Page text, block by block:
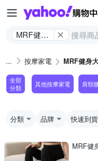
MRF健身
按摩家電 MRF健身
全部
分類
其他按摩家電 肩頸
分類 品牌 快速到貨
MRF健